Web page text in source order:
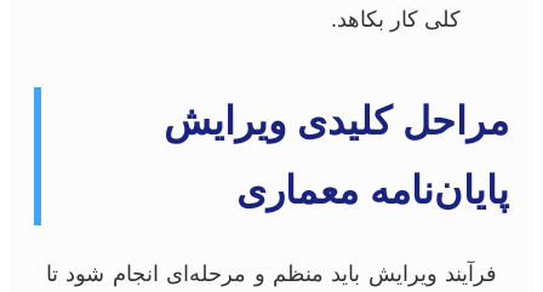
کلی کار بکاهد.
مراحل کلیدی ویرایش
پایان‌نامه معماری
فرآیند ویرایش باید منظم و مرحله‌ای انجام شود تا